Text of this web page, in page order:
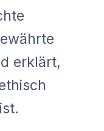
erklärt,